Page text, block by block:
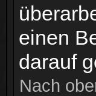
einen
darauf
Nach